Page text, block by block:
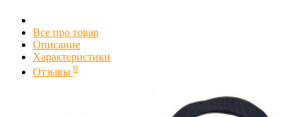
Все про товар
Описание
Характеристики
Отзывы 0